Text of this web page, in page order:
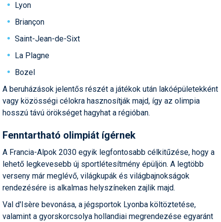
Lyon
Briançon
Saint-Jean-de-Sixt
La Plagne
Bozel
A beruházások jelentős részét a játékok után lakóépületekként
vagy közösségi célokra hasznosítják majd, így az olimpia
hosszú távú örökséget hagyhat a régióban.
Fenntartható olimpiát ígérnek
A Francia-Alpok 2030 egyik legfontosabb célkitűzése, hogy a
lehető legkevesebb új sportlétesítmény épüljön. A legtöbb
verseny már meglévő, világkupák és világbajnokságok
rendezésére is alkalmas helyszíneken zajlik majd.
Val d'Isère bevonása, a jégsportok Lyonba költöztetése,
valamint a gyorskorcsolya hollandiai megrendezése egyaránt